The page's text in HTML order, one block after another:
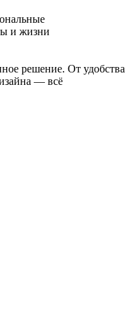
и жизни
решение. От удобства
— всё